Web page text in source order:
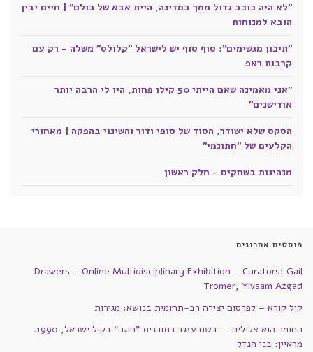
"לא היה כוכב גדול ממך במדינה, היית אבא של כולם" | חיים יבין
הובא למנוחות
"תיכון מגשימים": סוף סוף יש לישראל "קלולס" משלה - רק עם
קרבות ראפ
"אני מאמינה שאם הייתי 50 קילו פחות, היו לי הרבה יותר
אודישנים"
הסקס שלא ישודר, הסוד של סופי ודור והשינוי בהפקה | מאחורי
הקלעים של "חתונמי"
מנהיגות בשחקים - חלק ראשון
פוסטים אחרונים
Drawers – Online Multidisciplinary Exhibition – Curators: Gail
Tromer, Yivsam Azgad
קול קורא – לפרסום יצירה רב-תחומית בנושא: מגירות
החומר הוא צלילים – יבשם עזגד בתוכנית "חוגה" בקול ישראל, 1990.
מראיין: בני הנדל